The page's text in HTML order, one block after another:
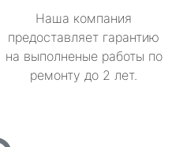
Наша компания
предоставляет гарантию
на выполненые работы по
ремонту до 2 лет.